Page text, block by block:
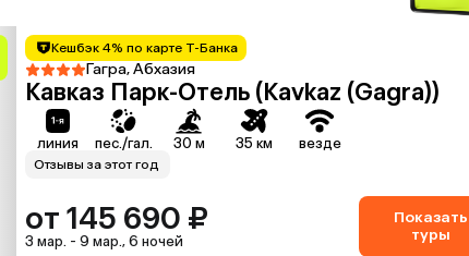
Кешбэк 4% по карте Т-Банка
Гагра, Абхазия
Кавказ Парк-Отель (Kavkaz (Gagra))
линия пес./гал. 30 м 35 км везде
Отзывы за этот год
от 145 690 ₽
3 мар. - 9 мар., 6 ночей
Показать
туры